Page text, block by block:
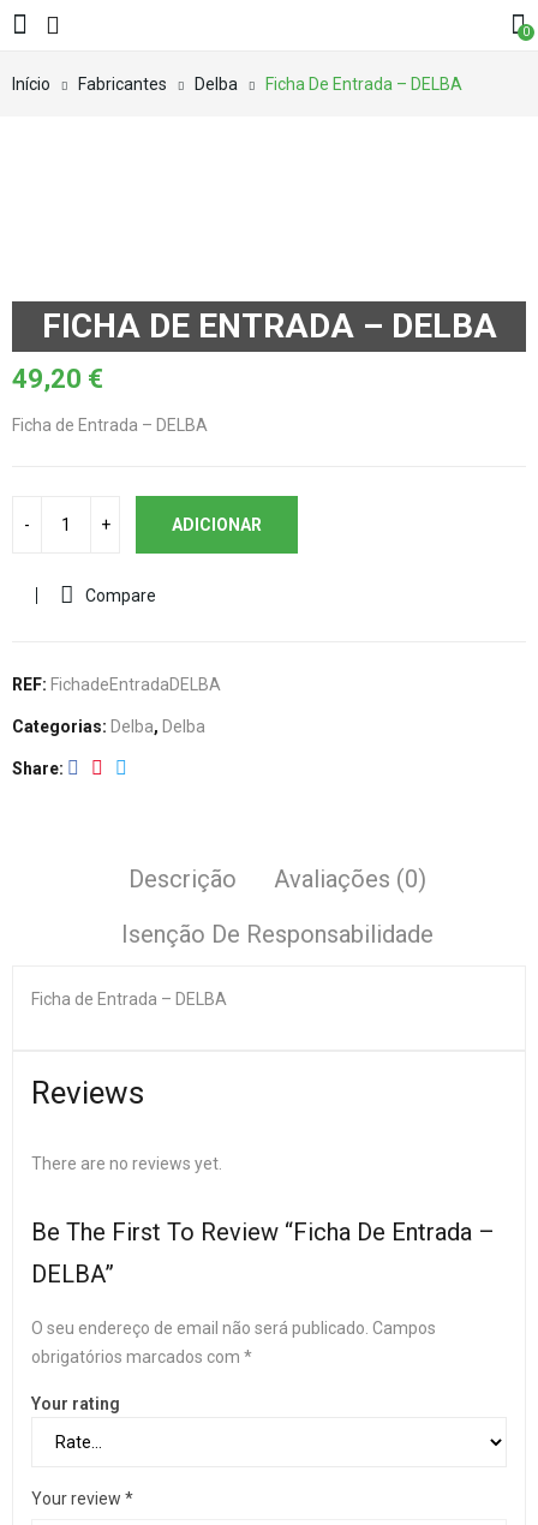
0
Início Fabricantes Delba Ficha De Entrada – DELBA
FICHA DE ENTRADA – DELBA
49,20 €
Ficha de Entrada – DELBA
ADICIONAR
Compare
REF: FichadeEntradaDELBA
Categorias: Delba, Delba
Share
Descrição
Avaliações (0)
Isenção De Responsabilidade
Ficha de Entrada – DELBA
Reviews
There are no reviews yet.
Be The First To Review “Ficha De Entrada –
DELBA”
O seu endereço de email não será publicado. Campos
obrigatórios marcados com *
Your rating
Your review *